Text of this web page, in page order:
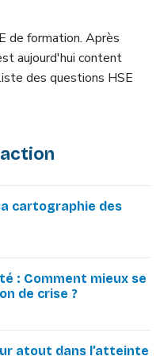
de formation. Après
aujourd'hui content
des questions HSE
cartographie des
: Comment mieux se
de crise ?
atout dans l’atteinte